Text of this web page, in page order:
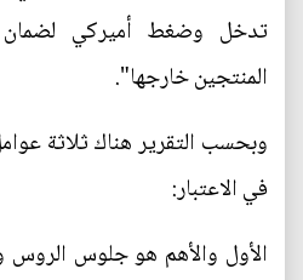
تدخل وضغط أميركي لضمان
المنتجين خارجها".
وبحسب التقرير هناك ثلاثة
في الاعتبار:
الأول والأهم هو جلوس الروس